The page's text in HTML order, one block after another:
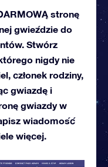
stronę
gwieździe do
Stwórz
nigdy nie
członek rodziny,
gwiazdę i
gwiazdy w
wiadomość
więcej.